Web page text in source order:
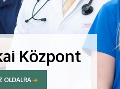
Központ
OLDALRA